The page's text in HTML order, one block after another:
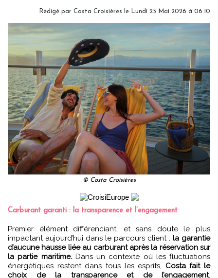
Rédigé par Costa Croisières le Lundi 25 Mai 2026 à 06:10
© Costa Croisières
Carburant garanti : la transparence et l’engagement
Premier élément différenciant, et sans doute le plus
impactant aujourd’hui dans le parcours client : la garantie
d’aucune hausse liée au carburant après la réservation sur
la partie maritime.Dans un contexte où les fluctuations
énergétiques restent dans tous les esprits, Costa fait le
choix de la transparence et de l’engagement.